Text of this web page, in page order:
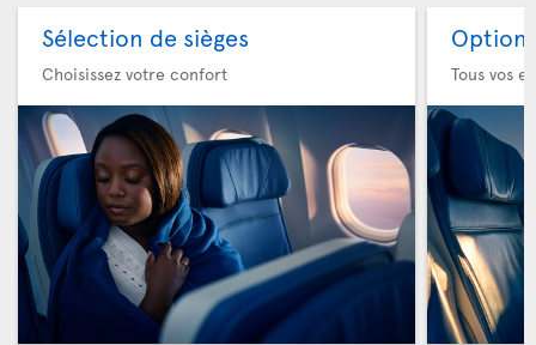
Sélection de sièges
Choisissez votre confort
Option
Tous vos